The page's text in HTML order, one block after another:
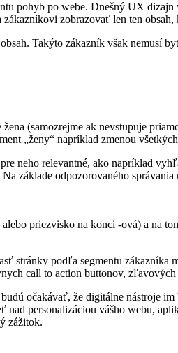
pohyb po webe. Dnešný UX
zobrazovať len ten
Takýto zákazník však nemusí
(samozrejme ak nevstupuje
„ženy“ napríklad zmenou
neho relevantné, ako napríklad
základe odpozorovaného
priezvisko na konci -ová) a na
podľa segmentu zákazníka
call to action buttonov,
očakávať, že digitálne nástroje
personalizáciou vášho webu,
zážitok.